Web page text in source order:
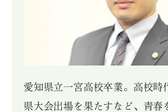
愛知県立一宮高校卒業。高校時
県大会出場を果たすなど、青春